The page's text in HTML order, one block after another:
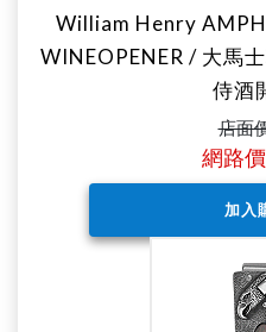
William Henry
WINEOPENER / 大馬
侍酒
店面
網路